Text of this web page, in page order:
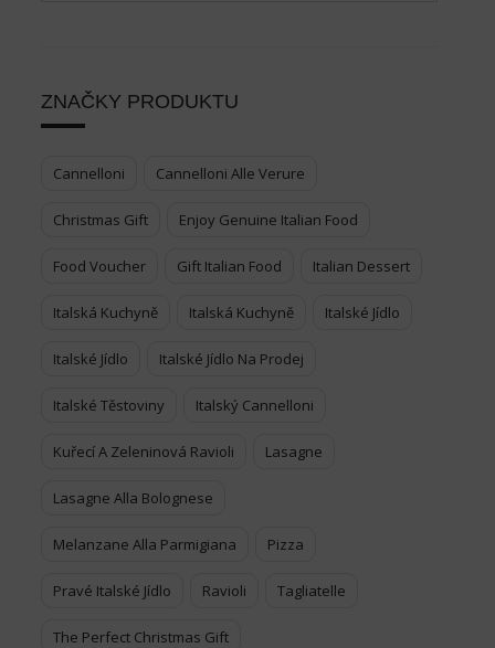
ZNAČKY PRODUKTU
Cannelloni Cannelloni Alle Verure
Christmas Gift Enjoy Genuine Italian Food
Food Voucher Gift Italian Food Italian Dessert
Italská Kuchyně Italská Kuchyně Italské Jídlo
Italské Jídlo Italské Jídlo Na Prodej
Italské Těstoviny Italský Cannelloni
Kuřecí A Zeleninová Ravioli Lasagne
Lasagne Alla Bolognese
Melanzane Alla Parmigiana Pizza
Pravé Italské Jídlo Ravioli Tagliatelle
The Perfect Christmas Gift